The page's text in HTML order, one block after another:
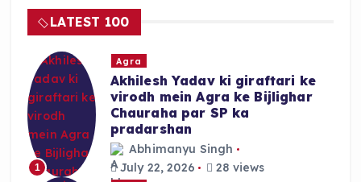
o
o
k
p
p
LATEST 100
1
Agra
Akhilesh Yadav ki giraftari ke
virodh mein Agra ke Bijlighar
Chauraha par SP ka
pradarshan
Abhimanyu Singh
July 22, 2026
28 views